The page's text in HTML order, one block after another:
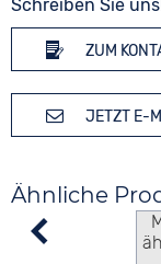
Schreiben Sie
ZUM
JETZT E-
Ähnliche